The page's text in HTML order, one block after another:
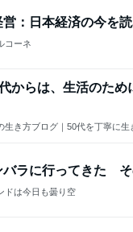
営：日本経済の今を
コーネ
からは、生活のため
生き方ブログ｜50代を丁寧に生
バラに行ってきた
ドは今日も曇り空